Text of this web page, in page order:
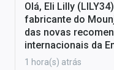
Olá, Eli Lilly
fabricante do
das novas
internacionais da
1 hora(s) atrás